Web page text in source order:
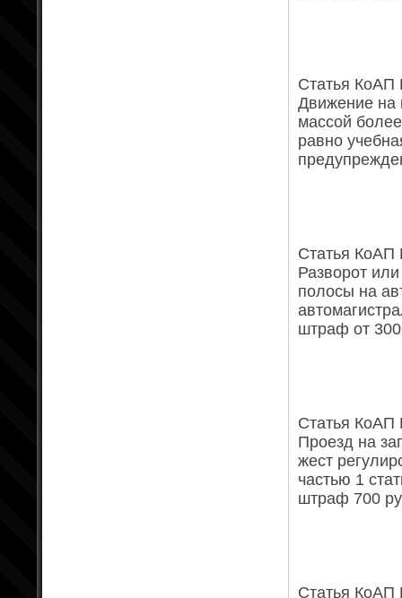
Статья КоАП
Движение на
массой
равно
Статья КоАП
Разворот
полосы на
штраф от
Статья КоАП
Проезд на
жест
частью 1
штраф 700
Статья КоАП